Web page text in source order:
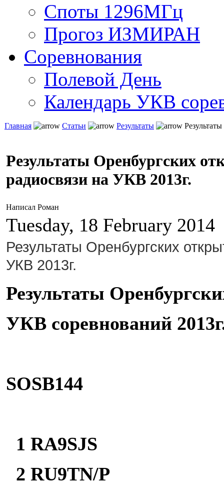
Споты 1296МГц
Прогоз ИЗМИРАН
Соревнования
Полевой День
Календарь УКВ
Главная Статьи Результаты
Результаты Оренбургских
радиосвязи на УКВ 2013г.
Написал Роман
Tuesday, 18 February 2014
Результаты Оренбургских
УКВ 2013г.
Результаты
УКВ соревнований
SOSB144
1 RA9SJS
2 RU9TN/P